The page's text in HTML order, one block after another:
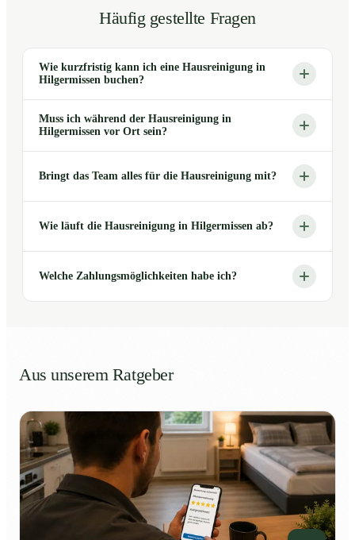
Häufig gestellte Fragen
Wie kurzfristig kann ich eine Hausreinigung in
Hilgermissen buchen?
Muss ich während der Hausreinigung in
Hilgermissen vor Ort sein?
Bringt das Team alles für die Hausreinigung mit?
Wie läuft die Hausreinigung in Hilgermissen ab?
Welche Zahlungsmöglichkeiten habe ich?
Aus unserem Ratgeber